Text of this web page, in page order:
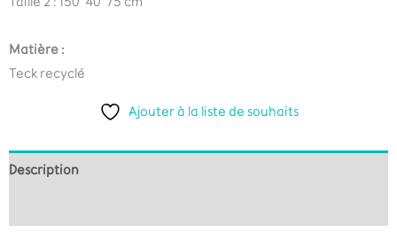
Matière :
Teck recyclé
Ajouter à la liste de souhaits
Description